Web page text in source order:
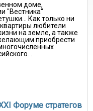
доме,
"Вестника"
Как только ни
любители
на земле, а также
приобрести
Форуме стратегов